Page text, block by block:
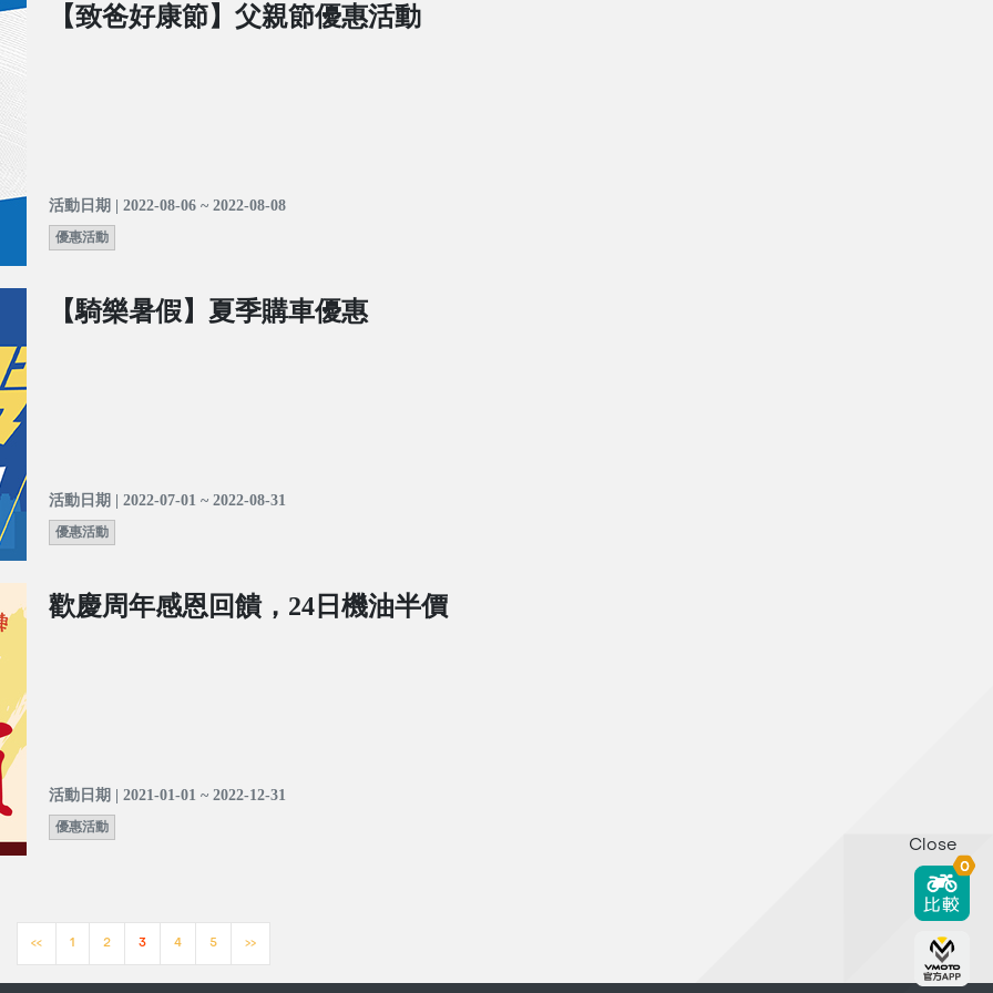
【致爸好康節】父親節優惠活動
活動日期 | 2022-08-06 ~ 2022-08-08
優惠活動
【騎樂暑假】夏季購車優惠
活動日期 | 2022-07-01 ~ 2022-08-31
優惠活動
歡慶周年感恩回饋，24日機油半價
活動日期 | 2021-01-01 ~ 2022-12-31
優惠活動
<< 1 2 3 4 5 >>
Close
0